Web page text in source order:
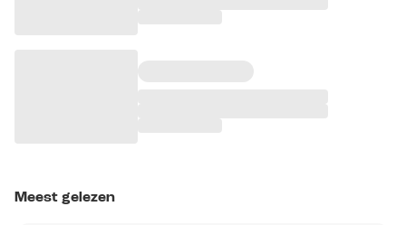
Meest gelezen